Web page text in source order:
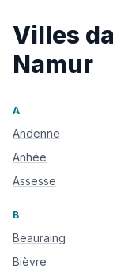
Villes
Namur
A
Andenne
Anhée
Assesse
B
Beauraing
Bièvre